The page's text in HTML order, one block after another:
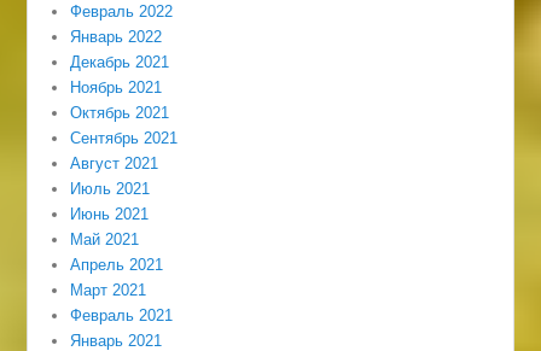
Февраль 2022
Январь 2022
Декабрь 2021
Ноябрь 2021
Октябрь 2021
Сентябрь 2021
Август 2021
Июль 2021
Июнь 2021
Май 2021
Апрель 2021
Март 2021
Февраль 2021
Январь 2021